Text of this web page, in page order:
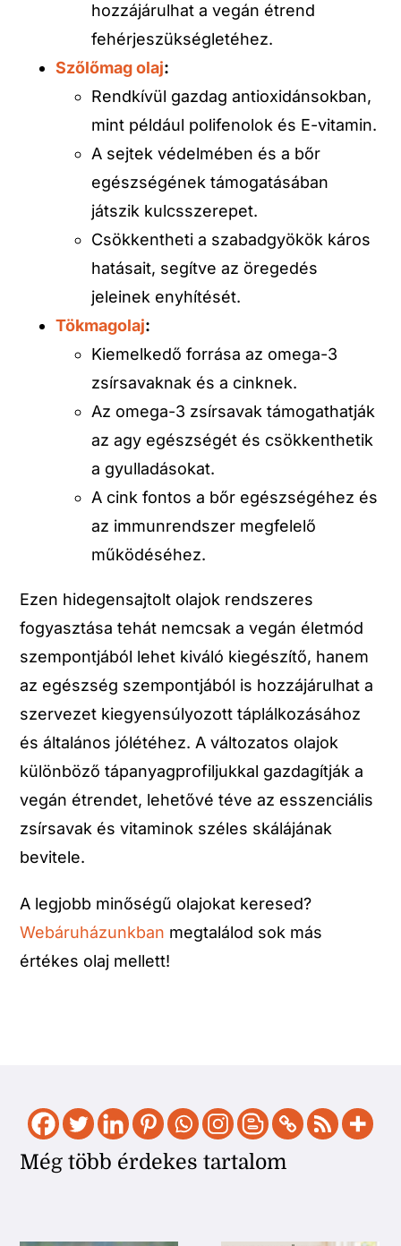
hozzájárulhat a vegán étrend
fehérjeszükségletéhez.
Szőlőmag olaj:
Rendkívül gazdag antioxidánsokban,
mint például polifenolok és E-vitamin.
A sejtek védelmében és a bőr
egészségének támogatásában
játszik kulcsszerepet.
Csökkentheti a szabadgyökök káros
hatásait, segítve az öregedés
jeleinek enyhítését.
Tökmagolaj:
Kiemelkedő forrása az omega-3
zsírsavaknak és a cinknek.
Az omega-3 zsírsavak támogathatják
az agy egészségét és csökkenthetik
a gyulladásokat.
A cink fontos a bőr egészségéhez és
az immunrendszer megfelelő
működéséhez.
Ezen hidegensajtolt olajok rendszeres
fogyasztása tehát nemcsak a vegán életmód
szempontjából lehet kiváló kiegészítő, hanem
az egészség szempontjából is hozzájárulhat a
szervezet kiegyensúlyozott táplálkozásához
és általános jólétéhez. A változatos olajok
különböző tápanyagprofiljukkal gazdagítják a
vegán étrendet, lehetővé téve az esszenciális
zsírsavak és vitaminok széles skálájának
bevitele.
A legjobb minőségű olajokat keresed?
Webáruházunkban megtalálod sok más
értékes olaj mellett!
Még több érdekes tartalom